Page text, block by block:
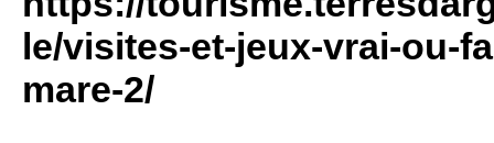
le/visites-et-jeux-vrai-ou-
mare-2/